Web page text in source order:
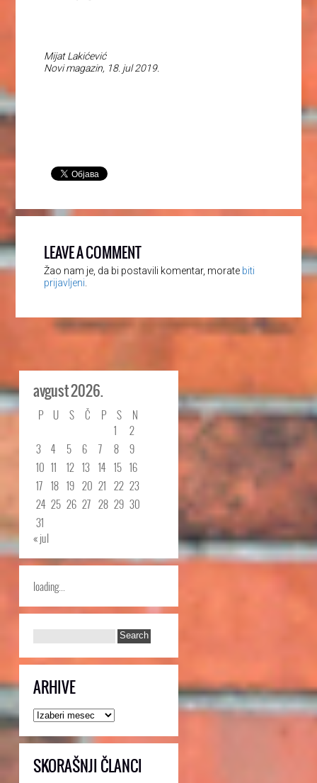
Mijat Lakićević
Novi magazin, 18. jul 2019.
LEAVE A COMMENT
Žao nam je, da bi postavili komentar, morate biti
prijavljeni.
avgust 2026.
P U S Č P S
N
1
2
3
4 5 6 7 8
9
10 11 12 13 14 15 16
17 18 19 20 21 22 23
24 25 26 27 28 29 30
31
« jul
loading...
ARHIVE
Arhive
SKORAŠNJI ČLANCI